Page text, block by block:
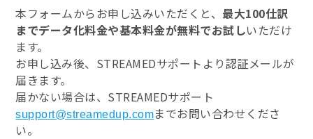
本フォームからお申し込みいただくと、 最大100仕訳
までデータ化料金や基本料金が無料でお試しいただけ
ます。
お申し込み後、STREAMEDサポートより認証メールが
届きます。
届かない場合は、STREAMEDサポート
support@streamedup.comまでお問い合わせくださ
い。